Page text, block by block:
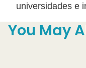
universidades e
You May